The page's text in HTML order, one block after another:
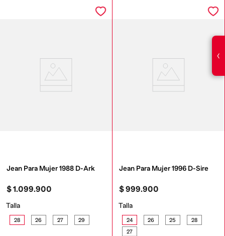
‹
Jean Para Mujer 1988 D-Ark
$1.099.900
Talla
28 26 27 29
Jean Para Mujer 1996 D-Sire
$999.900
Talla
24 26 25
28
27